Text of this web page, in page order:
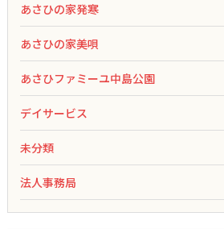
あさひの家発寒
あさひの家美唄
あさひファミーユ中島公園
デイサービス
未分類
法人事務局